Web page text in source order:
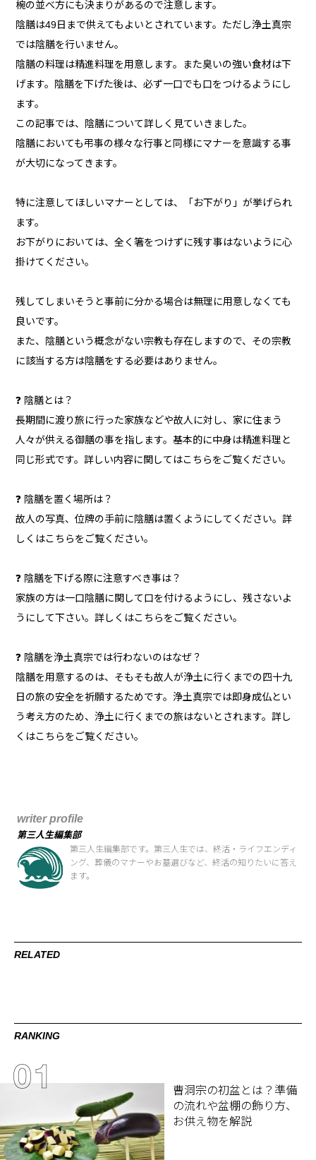
椀の並べ方にも決まりがあるので注意します。
陰膳は49日まで供えてもよいとされています。ただし浄土真宗
では陰膳を行いません。
陰膳の料理は精進料理を用意します。また臭いの強い食材は下
げます。陰膳を下げた後は、必ず一口でも口をつけるようにし
ます。
この記事では、陰膳について詳しく見ていきました。
陰膳においても弔事の様々な行事と同様にマナーを意識する事
が大切になってきます。
特に注意してほしいマナーとしては、「お下がり」が挙げられ
ます。
お下がりにおいては、全く箸をつけずに残す事はないように心
掛けてください。
残してしまいそうと事前に分かる場合は無理に用意しなくても
良いです。
また、陰膳という概念がない宗教も存在しますので、その宗教
に該当する方は陰膳をする必要はありません。
❓ 陰膳とは？
長期間に渡り旅に行った家族などや故人に対し、家に住まう
人々が供える御膳の事を指します。基本的に中身は精進料理と
同じ形式です。詳しい内容に関してはこちらをご覧ください。
❓ 陰膳を置く場所は？
故人の写真、位牌の手前に陰膳は置くようにしてください。詳
しくはこちらをご覧ください。
❓ 陰膳を下げる際に注意すべき事は？
家族の方は一口陰膳に関して口を付けるようにし、残さないよ
うにして下さい。詳しくはこちらをご覧ください。
❓ 陰膳を浄土真宗では行わないのはなぜ？
陰膳を用意するのは、そもそも故人が浄土に行くまでの四十九
日の旅の安全を祈願するためです。浄土真宗では即身成仏とい
う考え方のため、浄土に行くまでの旅はないとされます。詳し
くはこちらをご覧ください。
writer profile
第三人生編集部
第三人生編集部です。第三人生では、終活・ライフエンディ
ング、葬儀のマナーやお墓選びなど、終活の知りたいに答え
ます。
RELATED
RANKING
曹洞宗の初盆とは？準備
の流れや盆棚の飾り方、
お供え物を解説